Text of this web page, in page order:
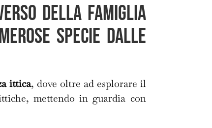
della famiglia
specie dalle
ittica, dove oltre ad esplorare il
mettendo in guardia con